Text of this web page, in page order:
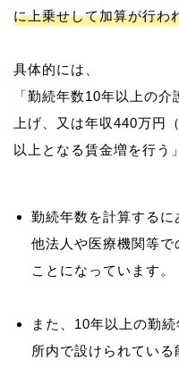
に上乗せして加算が行わ
具体的には、
「勤続年数10年以上の
上げ、又は年収440万円
勤続年数を計算するに
他法人や医療機関等
ことになっています。
また、10年以上の勤
所内で設けられてい